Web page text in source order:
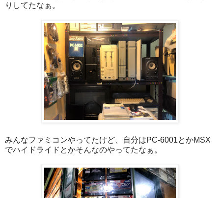
りしてたなぁ。
みんなファミコンやってたけど、自分はPC-6001とかMSX
でハイドライドとかそんなのやってたなぁ。